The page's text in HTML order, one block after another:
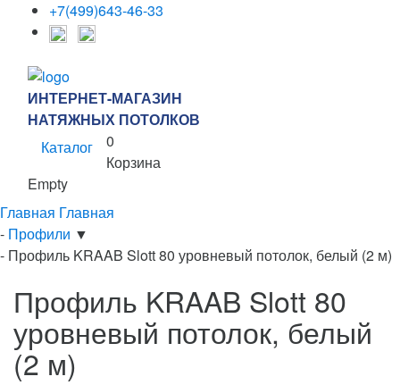
+7(499)643-46-33
ИНТЕРНЕТ-МАГАЗИН
НАТЯЖНЫХ ПОТОЛКОВ
Каталог
0
Корзина
Empty
Главная Главная
- Профили ▼
- Профиль KRAAB Slott 80 уровневый потолок, белый (2 м)
Профиль KRAAB Slott 80
уровневый потолок, белый
(2 м)